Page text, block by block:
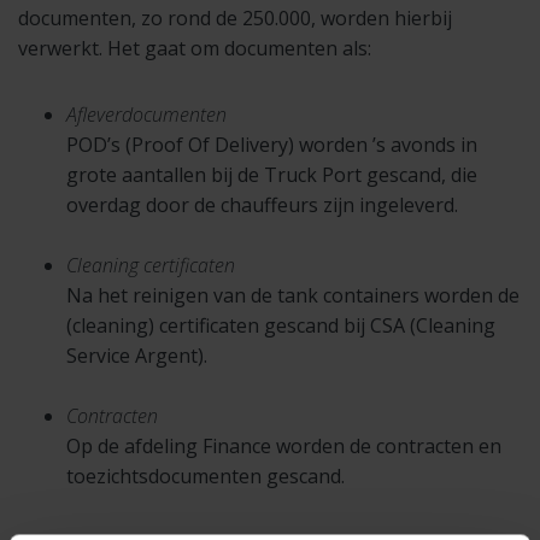
documenten, zo rond de 250.000, worden hierbij
verwerkt. Het gaat om documenten als:
Afleverdocumenten
POD’s (Proof Of Delivery) worden ’s avonds in
grote aantallen bij de Truck Port gescand, die
overdag door de chauffeurs zijn ingeleverd.
Cleaning certificaten
Na het reinigen van de tank containers worden de
(cleaning) certificaten gescand bij CSA (Cleaning
Service Argent).
Contracten
Op de afdeling Finance worden de contracten en
toezichtsdocumenten gescand.